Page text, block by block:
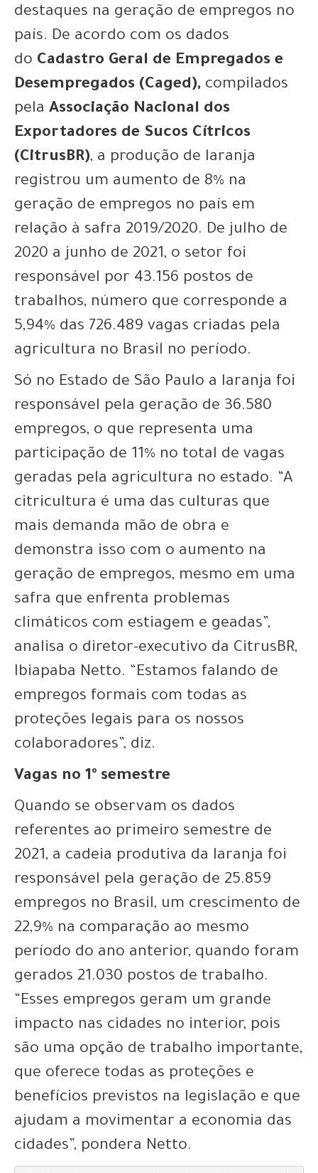
destaques na geração de empregos no
país. De acordo com os dados
do Cadastro Geral de Empregados e
Desempregados (Caged), compilados
pela Associação Nacional dos
Exportadores de Sucos Cítricos
(CitrusBR), a produção de laranja
registrou um aumento de 8% na
geração de empregos no país em
relação à safra 2019/2020. De julho de
2020 a junho de 2021, o setor foi
responsável por 43.156 postos de
trabalhos, número que corresponde a
5,94% das 726.489 vagas criadas pela
agricultura no Brasil no período.
Só no Estado de São Paulo a laranja foi
responsável pela geração de 36.580
empregos, o que representa uma
participação de 11% no total de vagas
geradas pela agricultura no estado. “A
citricultura é uma das culturas que
mais demanda mão de obra e
demonstra isso com o aumento na
geração de empregos, mesmo em uma
safra que enfrenta problemas
climáticos com estiagem e geadas”,
analisa o diretor-executivo da CitrusBR,
Ibiapaba Netto. “Estamos falando de
empregos formais com todas as
proteções legais para os nossos
colaboradores”, diz.
Vagas no 1º semestre
Quando se observam os dados
referentes ao primeiro semestre de
2021, a cadeia produtiva da laranja foi
responsável pela geração de 25.859
empregos no Brasil, um crescimento de
22,9% na comparação ao mesmo
período do ano anterior, quando foram
gerados 21.030 postos de trabalho.
“Esses empregos geram um grande
impacto nas cidades no interior, pois
são uma opção de trabalho importante,
que oferece todas as proteções e
benefícios previstos na legislação e que
ajudam a movimentar a economia das
cidades”, pondera Netto.